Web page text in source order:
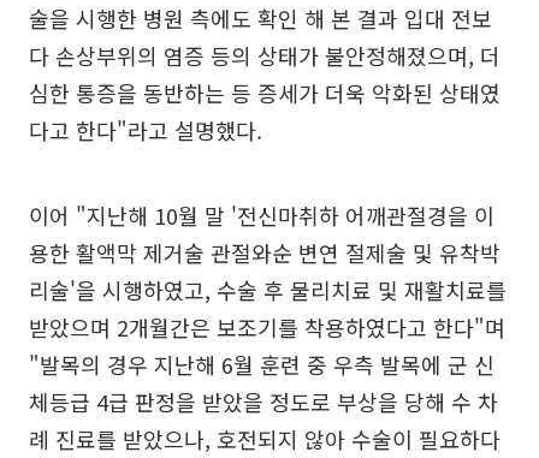
술을 시행한 병원 측에도 확인 해 본 결과 입대 전보
다 손상부위의 염증 등의 상태가 불안정해졌으며, 더
심한 통증을 동반하는 등 증세가 더욱 악화된 상태였
다고 한다"라고 설명했다.
이어 "지난해 10월 말 '전신마취하 어깨관절경을 이
용한 활액막 제거술 관절와순 변연 절제술 및 유착박
리술'을 시행하였고, 수술 후 물리치료 및 재활치료를
받았으며 2개월간은 보조기를 착용하였다고 한다"며
"발목의 경우 지난해 6월 훈련 중 우측 발목에 군 신
체등급 4급 판정을 받았을 정도로 부상을 당해 수 차
례 진료를 받았으나, 호전되지 않아 수술이 필요하다